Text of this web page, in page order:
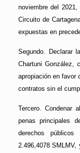
noviembre del
Circuito de
expuestas en
Segundo. Declarar
Chartuni González,
apropiación en favor
contratos sin el
Tercero. Condenar
penas principales
derechos
2.496,4078